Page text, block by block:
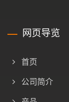
网页导览
首页
公司简介